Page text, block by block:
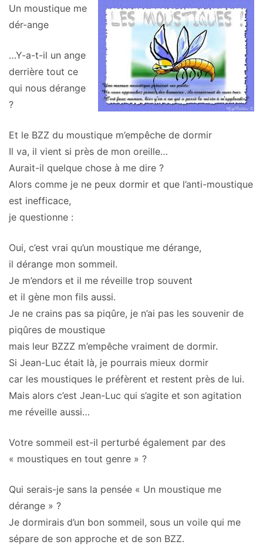
Un moustique me
dér-ange
…Y-a-t-il un ange
derrière tout ce
qui nous dérange
?
Et le BZZ du moustique m’empêche de dormir
Il va, il vient si près de mon oreille…
Aurait-il quelque chose à me dire ?
Alors comme je ne peux dormir et que l’anti-moustique
est inefficace,
je questionne :
Oui, c’est vrai qu’un moustique me dérange,
il dérange mon sommeil.
Je m’endors et il me réveille trop souvent
et il gène mon fils aussi.
Je ne crains pas sa piqûre, je n’ai pas les souvenir de
piqûres de moustique
mais leur BZZZ m’empêche vraiment de dormir.
Si Jean-Luc était là, je pourrais mieux dormir
car les moustiques le préfèrent et restent près de lui.
Mais alors c’est Jean-Luc qui s’agite et son agitation
me réveille aussi…
Votre sommeil est-il perturbé également par des
« moustiques en tout genre » ?
Qui serais-je sans la pensée « Un moustique me
dérange » ?
Je dormirais d’un bon sommeil, sous un voile qui me
sépare de son approche et de son BZZ.